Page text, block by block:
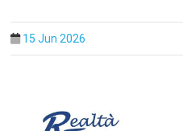
15 Jun 2026